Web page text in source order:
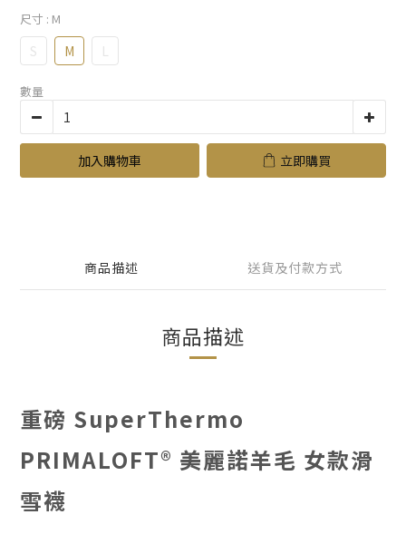
尺寸 : M
S M L
數量
加入購物車 立即購買
商品描述 送貨及付款方式
商品描述
重磅 SuperThermo
PRIMALOFT® 美麗諾羊毛 女款滑
雪襪